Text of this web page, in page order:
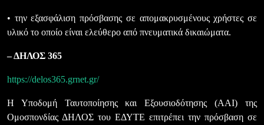
• την εξασφάλιση πρόσβασης σε απομακρυσμένους χρήστες σε
υλικό το οποίο είναι ελεύθερο από πνευματικά δικαιώματα.
– ΔΗΛΟΣ 365
https://delos365.grnet.gr/
Η Υποδομή Ταυτοποίησης και Εξουσιοδότησης (AAI) της
Ομοσπονδίας ΔΗΛΟΣ του ΕΔΥΤΕ επιτρέπει την πρόσβαση σε